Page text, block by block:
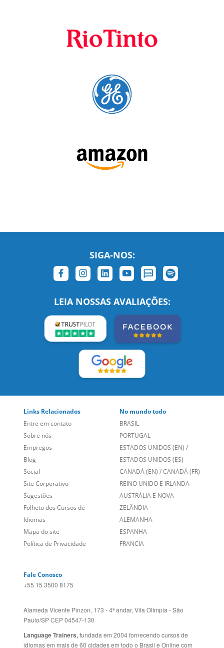
SIGA-NOS:
LEIA NOSSAS AVALIAÇÕES:
Links Relacionados
Entre em contato
Sobre nós
Empregos
Blog
Social
Site Corporativo
Sugestões
Folheto dos Cursos de
Idiomas
Mapa do site
Política de Privacidade
No mundo todo
BRASIL
PORTUGAL
ESTADOS UNIDOS (EN) /
ESTADOS UNIDOS (ES)
CANADÁ (EN) /CANADÁ (FR)
REINO UNIDO E IRLANDA
AUSTRÁLIA E NOVA
ZELÂNDIA
ALEMANHA
ESPANHA
FRANCIA
Fale Conosco
+55 15 3500 8175
Alameda Vicente Pinzon, 173 - 4º andar, Vila Olímpia - São
Paulo/SP CEP 04547-130
Language Trainers,fundada em 2004 fornecendo cursos de
idiomas em mais de 60 cidades em todo o Brasil e Online com